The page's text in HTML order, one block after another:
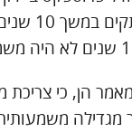
המשקאות
הן, כי צריכת
מגדילה